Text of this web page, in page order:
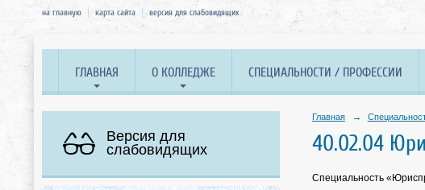
на главную карта сайта версия для слабовидящих
ГЛАВНАЯ О КОЛЛЕДЖЕ СПЕЦИАЛЬНОСТИ / ПРОФЕССИИ
Версия для
слабовидящих
Главная →
40.02.04
Специальность